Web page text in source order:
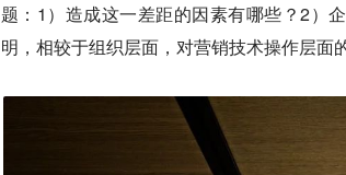
题：1）造成这一差距的因素有哪些？2）
明，相较于组织层面，对营销技术操作层面